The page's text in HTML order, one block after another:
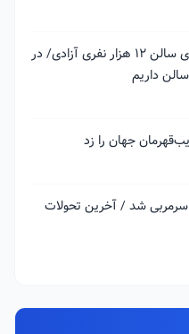
سالن ۱۸ هزار نفری به جای سالن ۱۲ هزار نفری آزادی/ در
داریم
جهان را زد
سرمربی شد / آخرین تحولات